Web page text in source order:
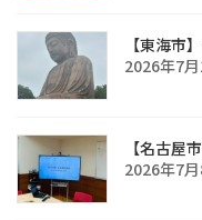
【東海市
2026年7
【名古屋
2026年7